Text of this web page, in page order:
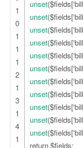
1
0
1
1
1
2
1
3
1
4
1
unset
unset
unset
unset
unset
unset
unset
unset
unset
unset
unset
return $fields;